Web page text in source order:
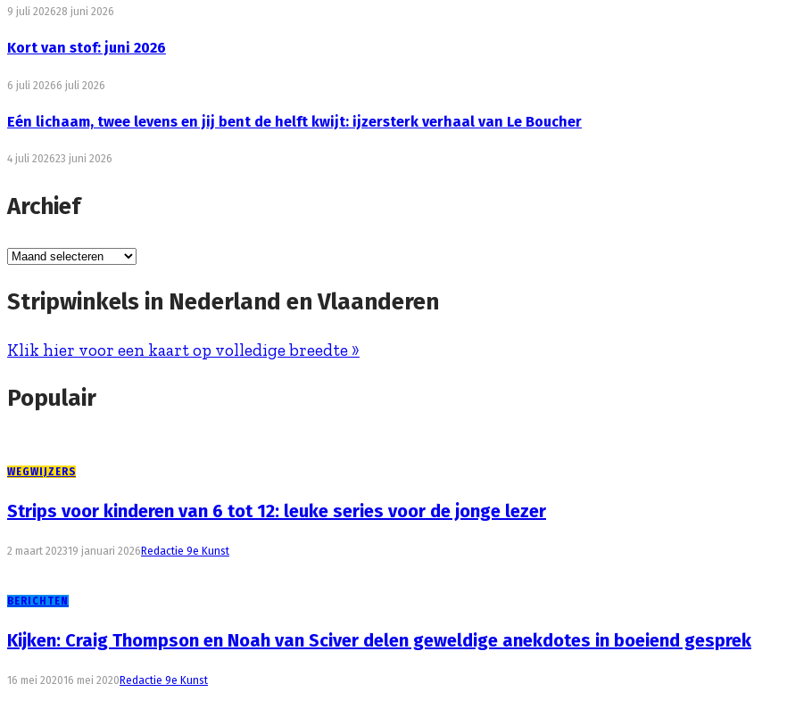
9 juli 202628 juni 2026
Kort van stof: juni 2026
6 juli 20266 juli 2026
Eén lichaam, twee levens en jij bent de helft kwijt: ijzersterk verhaal van Le Boucher
4 juli 202623 juni 2026
Archief
Archief
Stripwinkels in Nederland en Vlaanderen
Klik hier voor een kaart op volledige breedte »
Populair
WEGWIJZERS
Strips voor kinderen van 6 tot 12: leuke series voor de jonge lezer
2 maart 202319 januari 2026Redactie 9e Kunst
BERICHTEN
Kijken: Craig Thompson en Noah van Sciver delen geweldige anekdotes in boeiend gesprek
16 mei 202016 mei 2020 Redactie 9e Kunst